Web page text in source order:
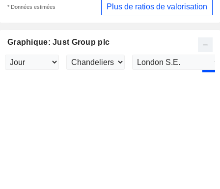
* Données estimées Plus de ratios de valorisation
Graphique: Just Group plc